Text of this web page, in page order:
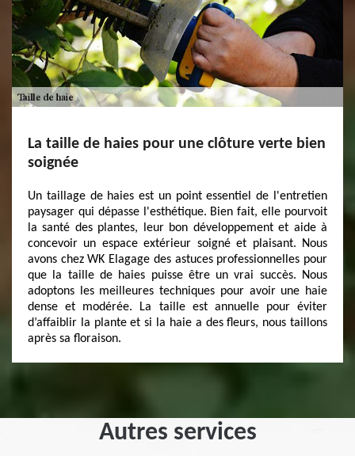
La taille de haies pour une clôture verte bien
soignée
Un taillage de haies est un point essentiel de l'entretien
paysager qui dépasse l'esthétique. Bien fait, elle pourvoit
la santé des plantes, leur bon développement et aide à
concevoir un espace extérieur soigné et plaisant. Nous
avons chez WK Elagage des astuces professionnelles pour
que la taille de haies puisse être un vrai succès. Nous
adoptons les meilleures techniques pour avoir une haie
dense et modérée. La taille est annuelle pour éviter
d’affaiblir la plante et si la haie a des fleurs, nous taillons
après sa floraison.
Autres services